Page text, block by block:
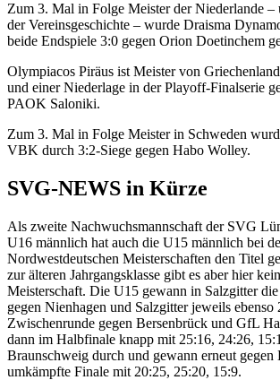
Zum 3. Mal in Folge Meister der Niederlande
der Vereinsgeschichte – wurde Draisma
beide Endspiele 3:0 gegen Orion Doetinchem
Olympiacos Piräus ist Meister von
und einer Niederlage in der Playoff-Finalserie
PAOK Saloniki.
Zum 3. Mal in Folge Meister in Schweden
VBK durch 3:2-Siege gegen Habo Wolley.
SVG-NEWS in Kürze
Als zweite Nachwuchsmannschaft der SVG
U16 männlich hat auch die U15 männlich bei
Nordwestdeutschen Meisterschaften den Titel
zur älteren Jahrgangsklasse gibt es aber hier
Meisterschaft. Die U15 gewann in Salzgitter
gegen Nienhagen und Salzgitter jeweils
Zwischenrunde gegen Bersenbrück und GfL
dann im Halbfinale knapp mit 25:16, 24:26,
Braunschweig durch und gewann erneut gegen
umkämpfte Finale mit 20:25, 25:20, 15:9.